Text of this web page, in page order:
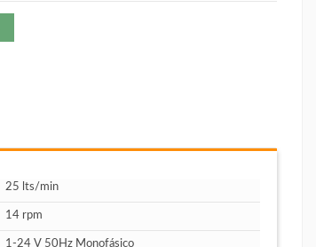
25 lts/min
14 rpm
1-24 V 50Hz Monofásico